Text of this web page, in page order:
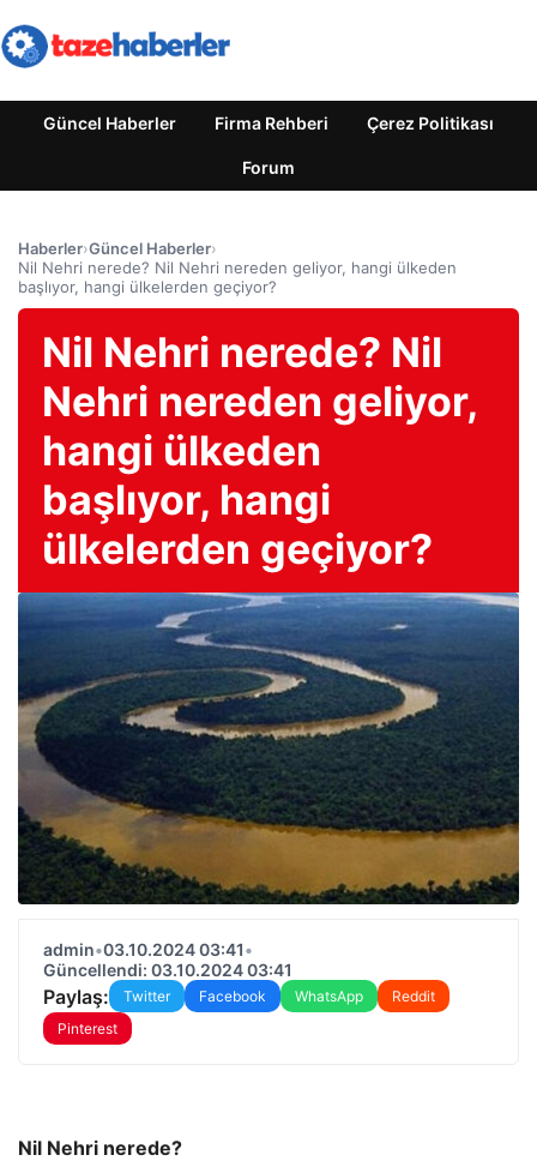
Güncel Haberler Firma Rehberi Çerez Politikası
Forum
Haberler›Güncel Haberler›
Nil Nehri nerede? Nil Nehri nereden geliyor, hangi ülkeden
başlıyor, hangi ülkelerden geçiyor?
Nil Nehri nerede? Nil
Nehri nereden geliyor,
hangi ülkeden
başlıyor, hangi
ülkelerden geçiyor?
admin•03.10.2024 03:41•
Güncellendi: 03.10.2024 03:41
Paylaş: Twitter Facebook WhatsApp
Reddit
Pinterest
Nil Nehri nerede?